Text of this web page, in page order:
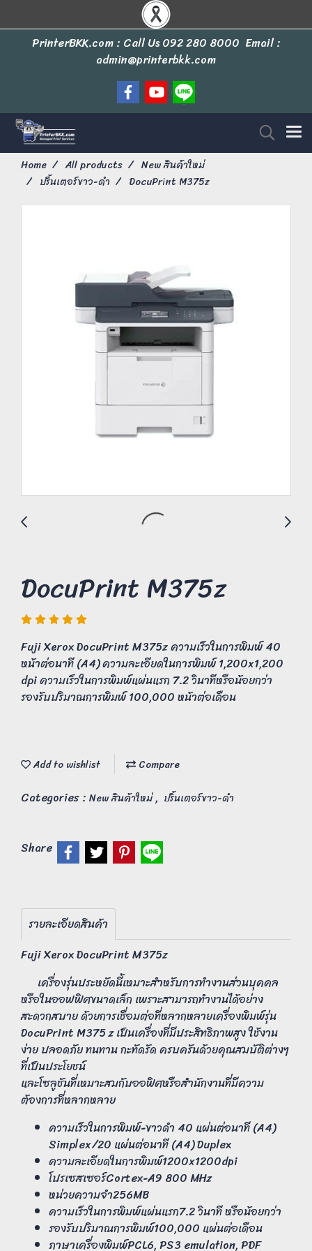
PrinterBKK.com : Call Us092 280 8000 Email :
admin@printerbkk.com
Home All products
New สินค้าใหม่
ปริ้นเตอร์ขาว-ดำ
DocuPrint M375z
DocuPrint M375z
Fuji Xerox DocuPrint M375z ความเร็วในการพิมพ์ 40
หน้าต่อนาที (A4) ความละเอียดในการพิมพ์ 1,200x1,200
dpi ความเร็วในการพิมพ์แผ่นแรก 7.2 วินาทีหรือน้อยกว่า
รองรับปริมาณการพิมพ์ 100,000 หน้าต่อเดือน
Add to wishlist Compare
Categories : New สินค้าใหม่, ปริ้นเตอร์ขาว-ดำ
Share
รายละเอียดสินค้า
Fuji Xerox DocuPrint M375z
เครื่องรุ่นประหยัดนี้เหมาะสำหรับการทำงานส่วนบุคคล
หรือในออฟฟิศขนาดเล็ก เพราะสามารถทำงานได้อย่าง
สะดวกสบาย ด้วยการเชื่อมต่อที่หลากหลายเครื่องพิมพ์รุ่น
DocuPrint M375 z เป็นเครื่องที่มีประสิทธิภาพสูง ใช้งาน
ง่าย ปลอดภัย ทนทาน กะทัดรัด ครบครันด้วยคุณสมบัติต่างๆ
ที่เป็นประโยชน์
และโซลูชันที่เหมาะสมกับออฟิศหรือสำนักงานที่มีความ
ต้องการที่หลากหลาย
ความเร็วในการพิมพ์-ขาวดำ 40 แผ่นต่อนาที (A4)
Simplex/20 แผ่นต่อนาที (A4) Duplex
ความละเอียดในการพิมพ์1200x1200dpi
โปรเซสเซอร์Cortex-A9 800 MHz
หน่วยความจำ256MB
ความเร็วในการพิมพ์แผ่นแรก7.2 วินาที หรือน้อยกว่า
รองรับปริมาณการพิมพ์100,000 แผ่นต่อเดือน
ภาษาเครื่องพิมพ์PCL6, PS3 emulation, PDF